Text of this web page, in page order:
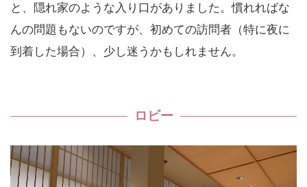
と、隠れ家のような入り口がありました。慣れればな
んの問題もないのですが、初めての訪問者（特に夜に
到着した場合）、少し迷うかもしれません。
ロビー